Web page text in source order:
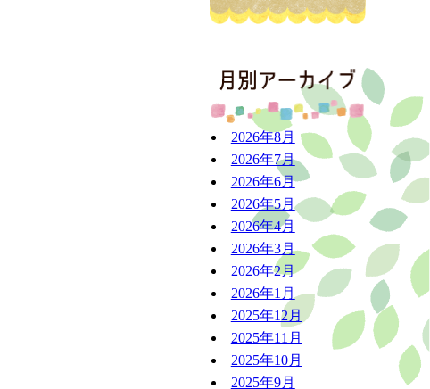
アー
2026年8月
2026年7月
2026年6月
2026年5月
2026年4月
2026年3月
2026年2月
2026年1月
2025年12月
2025年11月
2025年10月
2025年9月